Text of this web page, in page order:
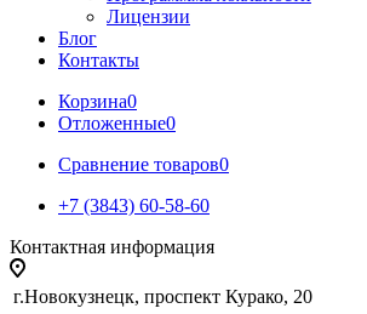
Лицензии
Блог
Контакты
Корзина0
Отложенные0
Сравнение товаров0
+7 (3843) 60-58-60
Контактная информация
г.Новокузнецк, проспект Курако, 20